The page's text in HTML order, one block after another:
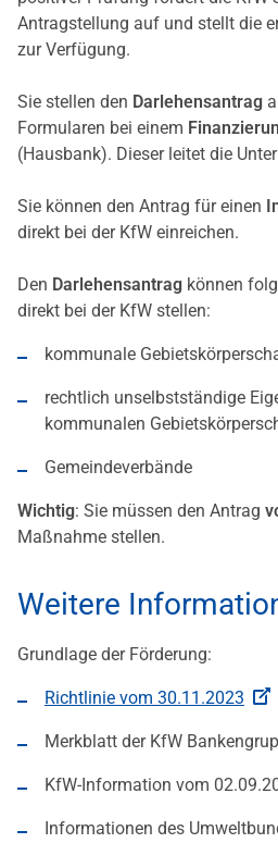
Antragstellung auf und stellt die
zur Verfügung.
Sie stellen den Darlehensantrag
Formularen bei einem
(Hausbank). Dieser leitet die
Sie können den Antrag für einen
direkt bei der KfW einreichen.
Den Darlehensantrag können
direkt bei der KfW stellen:
kommunale
rechtlich unselbstständige
kommunalen
Gemeindeverbände
Wichtig: Sie müssen den Antrag
Maßnahme stellen.
Weitere
Grundlage der Förderung:
Richtlinie vom 30.11.2023
Merkblatt der KfW
KfW-Information vom
Informationen des